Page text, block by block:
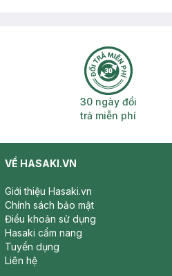
miễn phí 2H 30 ngày
30 ngày đổi
trả miễn phí
VỀ HASAKI.VN
Giới thiệu Hasaki.vn
Chính sách bảo mật
Điều khoản sử dụng
Hasaki cẩm nang
Tuyển dụng
Liên hệ